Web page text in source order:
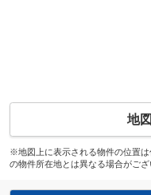
地
※地図上に表示される物件の位置
の物件所在地とは異なる場合がござ